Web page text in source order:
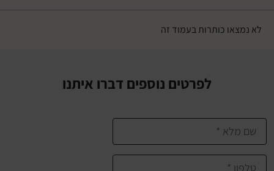
כותרות בעמוד זה
לפרטים נוספים דברו איתנו